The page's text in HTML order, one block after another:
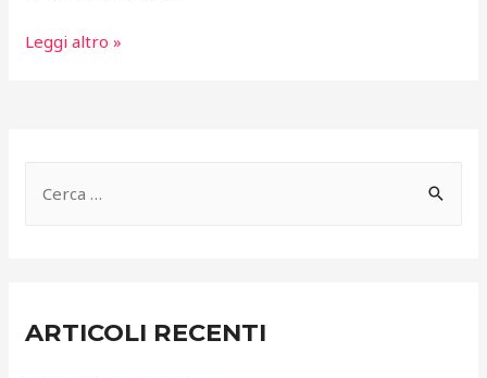
Ripresa
Leggi altro »
c
ARTICOLI RECENTI